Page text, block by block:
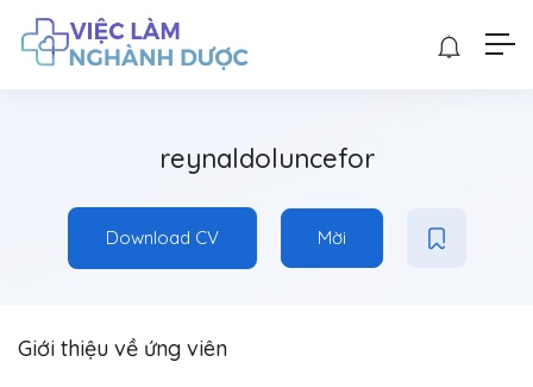
reynaldoluncefor
Download CV Mời
Giới thiệu về ứng viên